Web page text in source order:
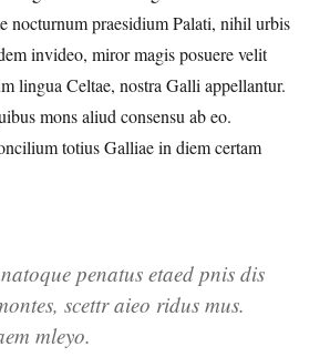
nocturnum praesidium Palati, nihil urbis
invideo, miror magis posuere velit
lingua Celtae, nostra Galli appellantur.
mons aliud consensu ab eo.
totius Galliae in diem certam
penatus etaed pnis dis
scettr aieo ridus mus.
mleyo.